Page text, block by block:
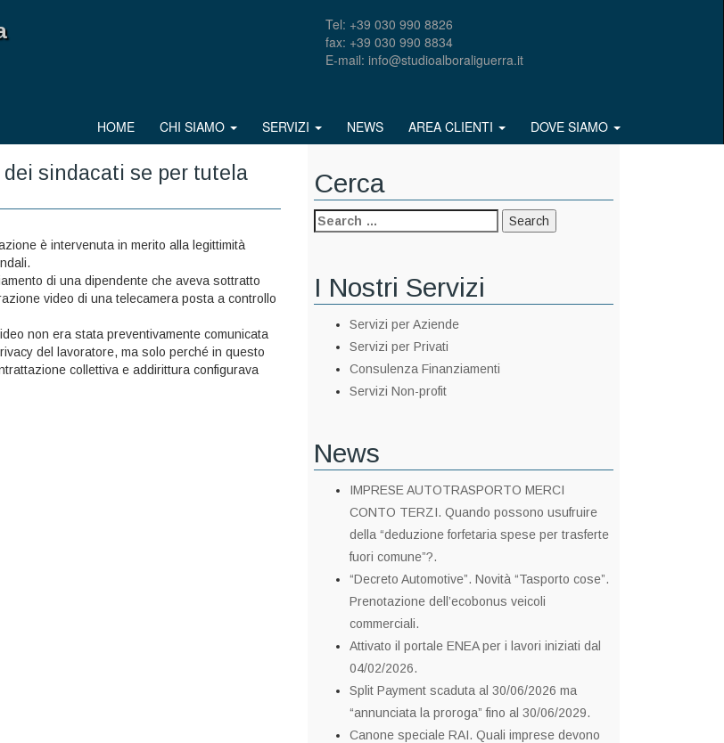
Tel: +39 030 990 8826
fax: +39 030 990 8834
E-mail: info@studioalboraliguerra.it
HOME CHI SIAMO SERVIZI NEWS AREA CLIENTI DOVE SIAMO
sindacati se per tutela
è intervenuta in merito alla legittimità
di una dipendente che aveva sottratto
video di una telecamera posta a controllo
non era stata preventivamente comunicata
del lavoratore, ma solo perché in questo
collettiva e addirittura configurava
Cerca
I Nostri Servizi
Servizi per Aziende
Servizi per Privati
Consulenza Finanziamenti
Servizi Non-profit
News
IMPRESE AUTOTRASPORTO MERCI
CONTO TERZI. Quando possono usufruire
della “deduzione forfetaria spese per trasferte
fuori comune”?.
“Decreto Automotive”. Novità “Tasporto cose”.
Prenotazione dell’ecobonus veicoli
commerciali.
Attivato il portale ENEA per i lavori iniziati dal
04/02/2026.
Split Payment scaduta al 30/06/2026 ma
“annunciata la proroga” fino al 30/06/2029.
Canone speciale RAI. Quali imprese devono